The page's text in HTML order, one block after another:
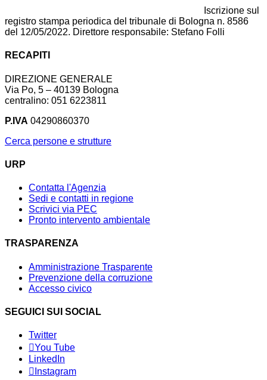
Iscrizione sul
registro stampa periodica del tribunale di Bologna n. 8586
del 12/05/2022. Direttore responsabile: Stefano Folli
RECAPITI
DIREZIONE GENERALE
Via Po, 5 – 40139 Bologna
centralino: 051 6223811
P.IVA 04290860370
Cerca persone e strutture
URP
Contatta l'Agenzia
Sedi e contatti in regione
Scrivici via PEC
Pronto intervento ambientale
TRASPARENZA
Amministrazione Trasparente
Prevenzione della corruzione
Accesso civico
SEGUICI SUI SOCIAL
Twitter
You Tube
LinkedIn
Instagram